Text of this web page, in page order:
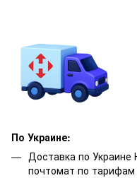
По Украине:
Доставка по Украине
почтомат по тарифам